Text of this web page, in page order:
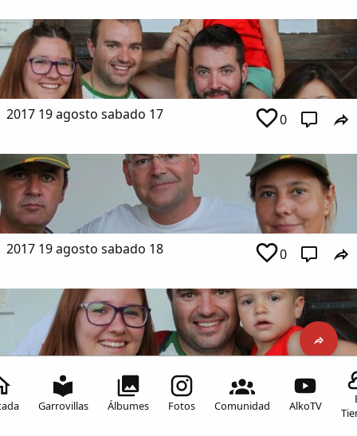
Garrovillas Álbumes Fotos Comunidad AlkoTV
2017 19 agosto sabado 17 0
2017 19 agosto sabado 18 0
2017 19 agosto sabado 19Inicia sesión para comentar